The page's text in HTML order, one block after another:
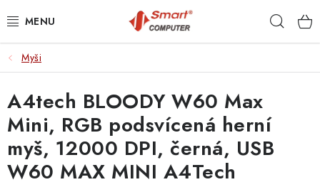
na
NOTEBOOKY
MOBILNÉ ZARIADENIA
PC A KOMPONENTY
PERIFÉRIE
Myši
A4tech BLOODY W60 Max
Mini, RGB podsvícená herní
myš, 12000 DPI, černá, USB
W60 MAX MINI A4Tech